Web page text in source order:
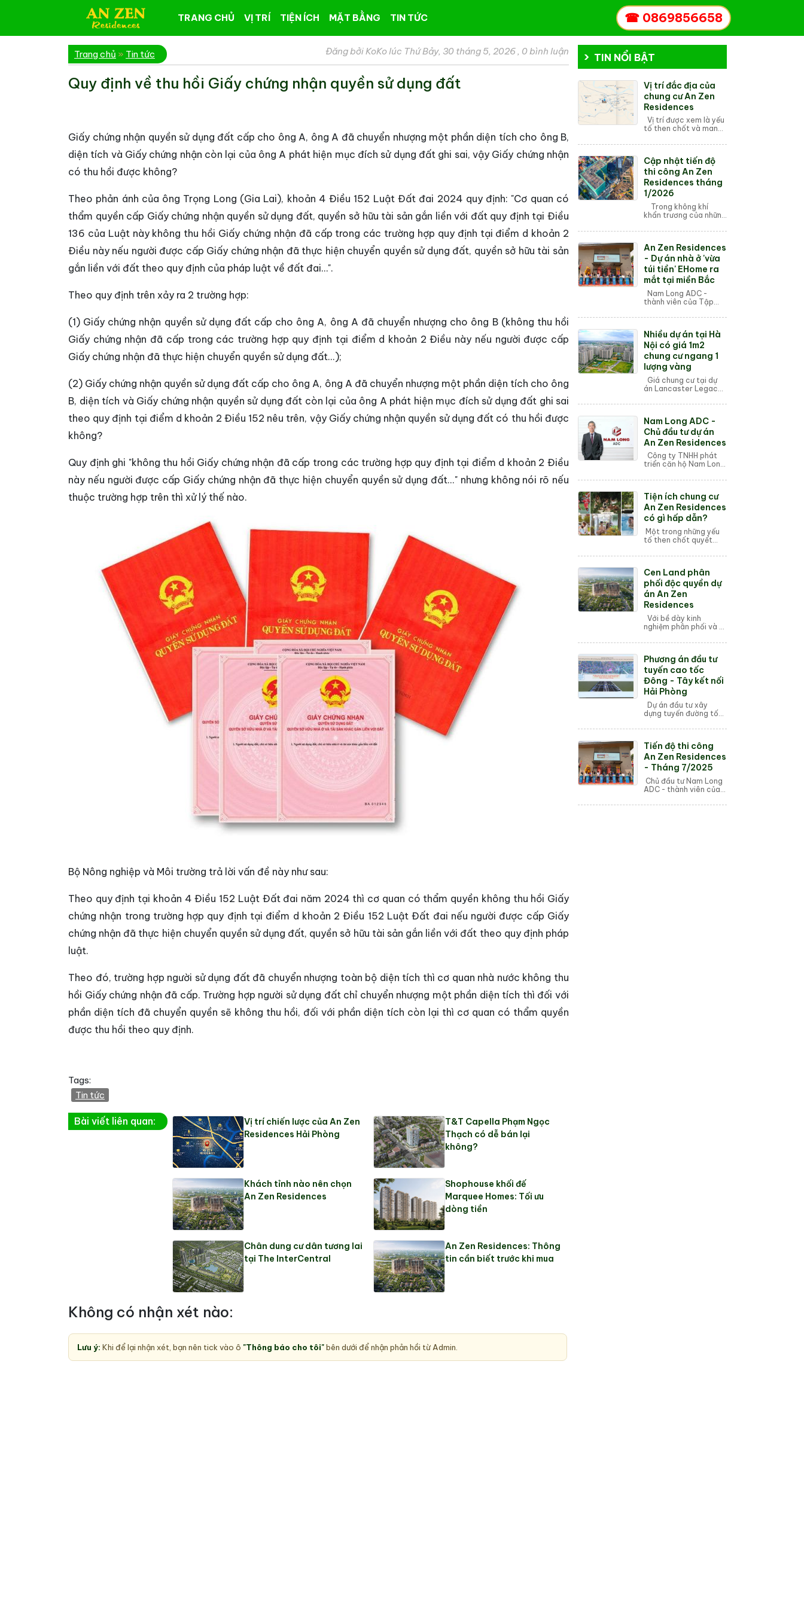
TRANG CHỦ VỊ TRÍ TIỆN ÍCH MẶT BẰNG TIN TỨC ☎ 0869856658
Trang chủ » Tin tức Đăng bởi KoKo lúc Thứ Bảy, 30 tháng 5, 2026, 0 bình luận
Quy định về thu hồi Giấy chứng nhận quyền sử dụng đất
Giấy chứng nhận quyền sử dụng đất cấp cho ông A, ông A đã chuyển nhượng một phần diện tích cho ông B,
diện tích và Giấy chứng nhận còn lại của ông A phát hiện mục đích sử dụng đất ghi sai, vậy Giấy chứng nhận
có thu hồi được không?
Theo phản ánh của ông Trọng Long (Gia Lai), khoản 4 Điều 152 Luật Đất đai 2024 quy định: "Cơ quan có
thẩm quyền cấp Giấy chứng nhận quyền sử dụng đất, quyền sở hữu tài sản gắn liền với đất quy định tại Điều
136 của Luật này không thu hồi Giấy chứng nhận đã cấp trong các trường hợp quy định tại điểm d khoản 2
Điều này nếu người được cấp Giấy chứng nhận đã thực hiện chuyển quyền sử dụng đất, quyền sở hữu tài sản
gắn liền với đất theo quy định của pháp luật về đất đai…".
Theo quy định trên xảy ra 2 trường hợp:
(1) Giấy chứng nhận quyền sử dụng đất cấp cho ông A, ông A đã chuyển nhượng cho ông B (không thu hồi
Giấy chứng nhận đã cấp trong các trường hợp quy định tại điểm d khoản 2 Điều này nếu người được cấp
Giấy chứng nhận đã thực hiện chuyển quyền sử dụng đất...);
(2) Giấy chứng nhận quyền sử dụng đất cấp cho ông A, ông A đã chuyển nhượng một phần diện tích cho ông
B, diện tích và Giấy chứng nhận quyền sử dụng đất còn lại của ông A phát hiện mục đích sử dụng đất ghi sai
theo quy định tại điểm d khoản 2 Điều 152 nêu trên, vậy Giấy chứng nhận quyền sử dụng đất có thu hồi được
không?
Quy định ghi "không thu hồi Giấy chứng nhận đã cấp trong các trường hợp quy định tại điểm d khoản 2 Điều
này nếu người được cấp Giấy chứng nhận đã thực hiện chuyển quyền sử dụng đất..." nhưng không nói rõ nếu
thuộc trường hợp trên thì xử lý thế nào.
Bộ Nông nghiệp và Môi trường trả lời vấn đề này như sau:
Theo quy định tại khoản 4 Điều 152 Luật Đất đai năm 2024 thì cơ quan có thẩm quyền không thu hồi Giấy
chứng nhận trong trường hợp quy định tại điểm d khoản 2 Điều 152 Luật Đất đai nếu người được cấp Giấy
chứng nhận đã thực hiện chuyển quyền sử dụng đất, quyền sở hữu tài sản gắn liền với đất theo quy định pháp
luật.
Theo đó, trường hợp người sử dụng đất đã chuyển nhượng toàn bộ diện tích thì cơ quan nhà nước không thu
hồi Giấy chứng nhận đã cấp. Trường hợp người sử dụng đất chỉ chuyển nhượng một phần diện tích thì đối với
phần diện tích đã chuyển quyền sẽ không thu hồi, đối với phần diện tích còn lại thì cơ quan có thẩm quyền
được thu hồi theo quy định.
Tags:
Tin tức
Bài viết liên quan:
Vị trí chiến lược của An Zen
Residences Hải Phòng
T&T Capella Phạm Ngọc
Thạch có dễ bán lại
không?
Khách tỉnh nào nên chọn
An Zen Residences
Shophouse khối đế
Marquee Homes: Tối ưu
dòng tiền
Chân dung cư dân tương lai
tại The InterCentral
An Zen Residences: Thông
tin cần biết trước khi mua
Không có nhận xét nào:
Lưu ý: Khi để lại nhận xét, bạn nên tick vào ô "Thông báo cho tôi"bên dưới để nhận phản hồi từ Admin.
TIN NỔI BẬT
Vị trí đắc địa của
chung cư An Zen
Residences
Vị trí được xem là yếu
tố then chốt và mang
chọn mua một căn hộ
đẹp, tiện ích hiện đại
hay g...
Cập nhật tiến độ
thi công An Zen
Residences tháng
1/2026
Trong không khí
khẩn trương của những
dự án An Zen
phía Tây Hải Phòng
đang ghi nhận những
bước t...
An Zen Residences
- Dự án nhà ở 'vừa
túi tiền' EHome ra
mắt tại miền Bắc
Nam Long ADC -
thành viên của Tập
thức ra mắt dự án bất
Residences tại Hải
Phòng. Đây là dự án
EHome ...
Nhiều dự án tại Hà
Nội có giá 1m2
chung cư ngang 1
lượng vàng
Giá chung cư tại dự
án Lancaster Legacy
đồng/m2, Heritage
đồng/m2, Vinhomes
Global Gate 130 triệu...
Nam Long ADC -
Chủ đầu tư dự án
An Zen Residences
Công ty TNHH phát
triển căn hộ Nam Long
ADC) ra đời vào ngày
đầu tư 300 tỷ đồng,
bắt nguồn từ ý tư...
Tiện ích chung cư
An Zen Residences
có gì hấp dẫn?
Một trong những yếu
tố then chốt quyết
sống tại chung cư
ích đi kèm. Tiện ích
chung cư không ch...
Cen Land phân
phối độc quyền dự
án An Zen
Residences
Với bề dày kinh
nghiệm phân phối và vị
trường miền Bắc, Cen
ADC lựa chọn trở
thành đối tác chiến lư...
Phương án đầu tư
tuyến cao tốc
Đông - Tây kết nối
Hải Phòng
Dự án đầu tư xây
dựng tuyến đường tốc
Tây TP Hải Phòng có
đầu tư 19.129 tỷ đồng.
Mới đây, lãn...
Tiến độ thi công
An Zen Residences
- Tháng 7/2025
Chủ đầu tư Nam Long
ADC - thành viên của
chính thức ra mắt dự